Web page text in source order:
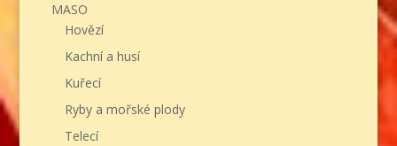
MASO
Hovězí
Kachní a husí
Kuřecí
Ryby a mořské plody
Telecí